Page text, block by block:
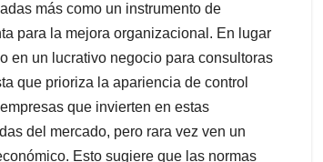
más como un instrumento de
para la mejora organizacional. En lugar
en un lucrativo negocio para consultoras
que prioriza la apariencia de control
que invierten en estas
del mercado, pero rara vez ven un
Esto sugiere que las normas